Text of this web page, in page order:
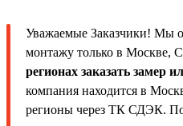
Уважаемые Заказчики! Мы
монтажу только в Москве,
регионах заказать замер
компания находится в
регионы через ТК СДЭК.